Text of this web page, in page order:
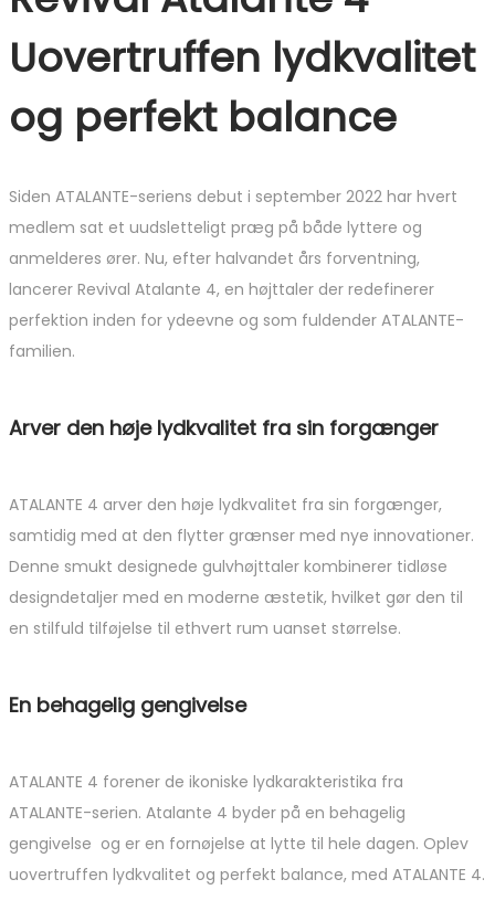
Uovertruffen lydkvalitet
og perfekt balance
Siden ATALANTE-seriens debut i september 2022 har hvert
medlem sat et uudsletteligt præg på både lyttere og
anmelderes ører. Nu, efter halvandet års forventning,
lancerer Revival Atalante 4, en højttaler der redefinerer
perfektion inden for ydeevne og som fuldender ATALANTE-
familien.
Arver den høje lydkvalitet fra sin forgænger
ATALANTE 4 arver den høje lydkvalitet fra sin forgænger,
samtidig med at den flytter grænser med nye innovationer.
Denne smukt designede gulvhøjttaler kombinerer tidløse
designdetaljer med en moderne æstetik, hvilket gør den til
en stilfuld tilføjelse til ethvert rum uanset størrelse.
En behagelig gengivelse
ATALANTE 4 forener de ikoniske lydkarakteristika fra
ATALANTE-serien. Atalante 4 byder på en behagelig
gengivelse og er en fornøjelse at lytte til hele dagen. Oplev
uovertruffen lydkvalitet og perfekt balance, med ATALANTE 4.